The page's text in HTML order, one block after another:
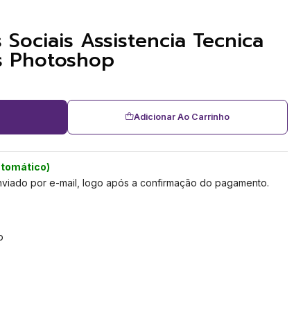
Assistencia Tecnica
Photoshop
Adicionar Ao Carrinho
por e-mail, logo após a confirmação do pagamento.